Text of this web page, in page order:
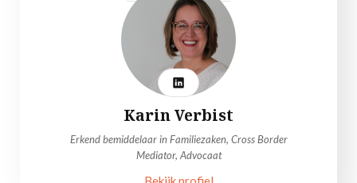
Karin Verbist
Erkend bemiddelaar in Familiezaken, Cross Border
Mediator, Advocaat